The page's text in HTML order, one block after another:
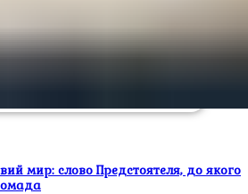
мир: слово Предстоятеля, до якого